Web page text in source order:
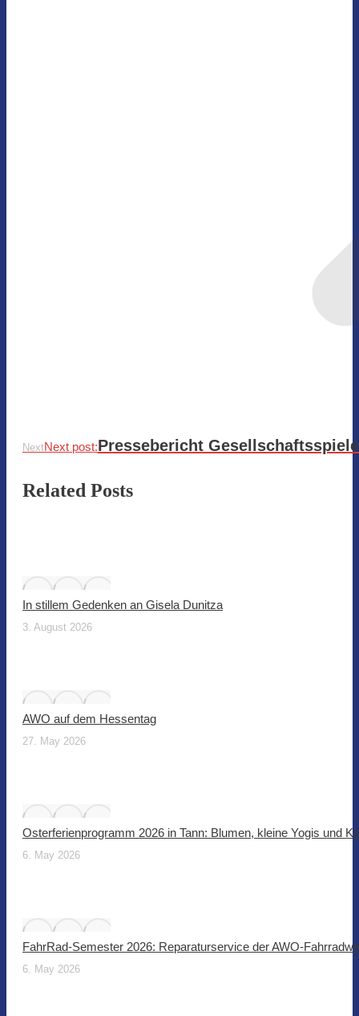
NextNext post:Pressebericht Gesellschaftsspiele
Related Posts
In stillem Gedenken an Gisela Dunitza
3. August 2026
AWO auf dem Hessentag
27. May 2026
Osterferienprogramm 2026 in Tann: Blumen, kleine Yogis und
6. May 2026
FahrRad-Semester 2026: Reparaturservice der AWO-
6. May 2026